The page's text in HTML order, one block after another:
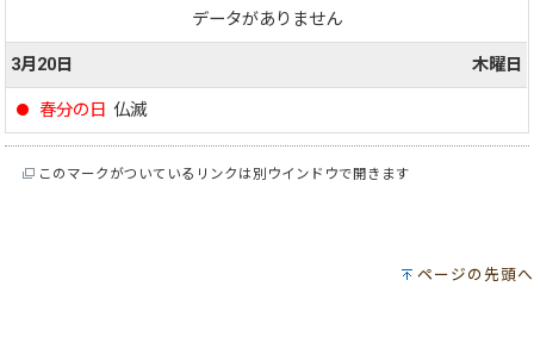
データがありません
3月20日 木曜日
春分の日 仏滅
このマークがついているリンクは別ウインドウで開きます
ページの先頭へ